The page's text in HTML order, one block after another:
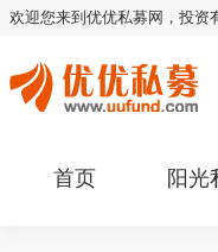
欢迎您来到优优私募网，投资
首页 阳光